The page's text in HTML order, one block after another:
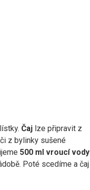
Čajlze připravit z
z bylinky sušené
500 ml vroucí vody
Poté scedíme a čaj